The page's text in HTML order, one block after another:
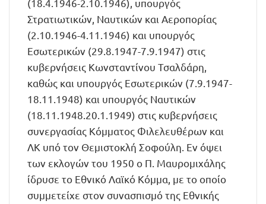
(18.4.1946-2.10.1946), υπουργός
Στρατιωτικών, Ναυτικών και Αεροπορίας
(2.10.1946-4.11.1946) και υπουργός
Εσωτερικών (29.8.1947-7.9.1947) στις
κυβερνήσεις Κωνσταντίνου Τσαλδάρη,
καθώς και υπουργός Εσωτερικών (7.9.1947-
18.11.1948) και υπουργός Ναυτικών
(18.11.1948.20.1.1949) στις κυβερνήσεις
συνεργασίας Κόμματος Φιλελευθέρων και
ΛΚ υπό τον Θεμιστοκλή Σοφούλη. Εν όψει
των εκλογών του 1950 ο Π. Μαυρομιχάλης
ίδρυσε το Εθνικό Λαϊκό Κόμμα, με το οποίο
συμμετείχε στον συνασπισμό της Εθνικής